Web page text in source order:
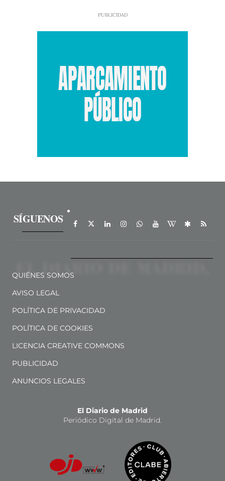
SÍGUENOS
QUIÉNES SOMOS
AVISO LEGAL
POLÍTICA DE PRIVACIDAD
POLÍTICA DE COOKIES
LICENCIA CREATIVE COMMONS
PUBLICIDAD
ANUNCIOS LEGALES
El Diario de Madrid
Periódico Digital de Madrid.